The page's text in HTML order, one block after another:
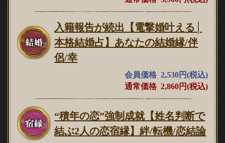
入籍報告が続出【電撃婚叶える│
本格結婚占】あなたの結婚縁/伴
侶/幸
会員価格 2,530円(税込)
通常価格 2,860円(税込)
“積年の恋”強制成就【姓名判断で
結ぶ2人の恋宿縁】絆/転機/恋結論